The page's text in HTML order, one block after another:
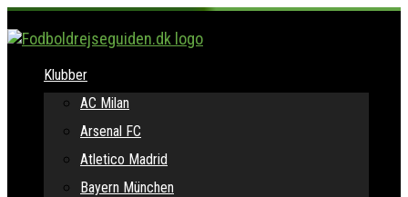
Klubber
AC Milan
Arsenal FC
Atletico Madrid
Bayern München